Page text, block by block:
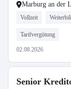
Marburg an der
Vollzeit
Tarifvergütung
02.08.2026
Senior